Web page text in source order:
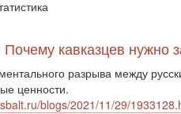
Почему кавказцев
разрыва между
ценности.
blogs/2021/11/29/